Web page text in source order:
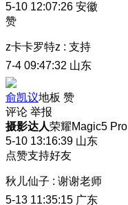
5-10 12:07:26 安徽
赞
z卡卡罗特z : 支持
7-4 09:47:32 山东
俞凯议地板 赞
评论 举报
摄影达人荣耀Magic5 Pro
5-10 13:16:39 山东
点赞支持好友
秋儿仙子 : 谢谢老师
5-13 11:35:15 广东